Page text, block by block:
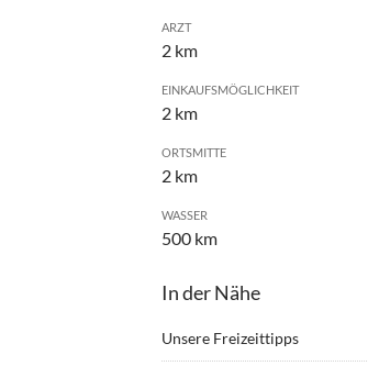
ARZT
2 km
EINKAUFSMÖGLICHKEIT
2 km
ORTSMITTE
2 km
WASSER
500 km
In der Nähe
Unsere Freizeittipps